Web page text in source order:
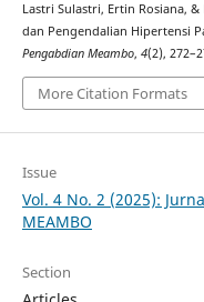
Lastri Sulastri, Ertin Rosiana,
dan Pengendalian Hipertensi
Pengabdian Meambo, 4(2),
More Citation Formats
Issue
Vol. 4 No. 2 (2025):
MEAMBO
Section